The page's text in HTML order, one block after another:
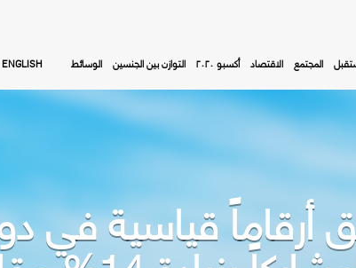
المجتمع الاقتصاد أكسبو ٢٠٢٠ التوازن بين الجنسين الوسائط ENGLISH
قياسية في